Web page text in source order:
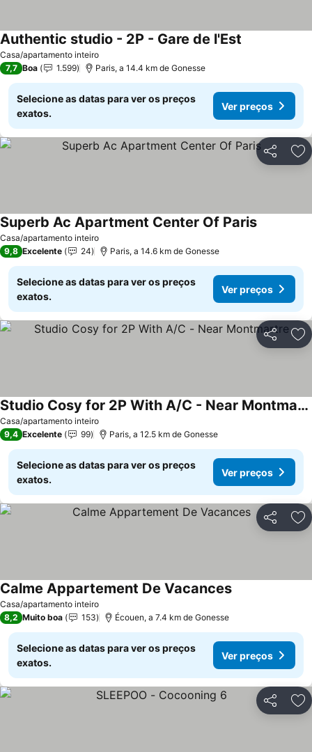
Casa/apartamento inteiro
Authentic studio - 2P - Gare de l'Est
7,7 Boa 1.599 Paris, a 14.4 km de Gonesse
Selecione as datas para ver os preços
exatos.
Ver preços
Partilhar
Casa/apartamento inteiro
Superb Ac Apartment Center Of Paris
9,8 Excelente 24 Paris, a 14.6 km de Gonesse
Selecione as datas para ver os preços
exatos.
Ver preços
Partilhar
Casa/apartamento inteiro
Studio Cosy for 2P With A/C - Near Montmartre
9,4 Excelente 99 Paris, a 12.5 km de Gonesse
Selecione as datas para ver os preços
exatos.
Ver preços
Partilhar
Casa/apartamento inteiro
Calme Appartement De Vacances
8,2 Muito boa 153 Écouen, a 7.4 km de Gonesse
Selecione as datas para ver os preços
exatos.
Ver preços
Partilhar